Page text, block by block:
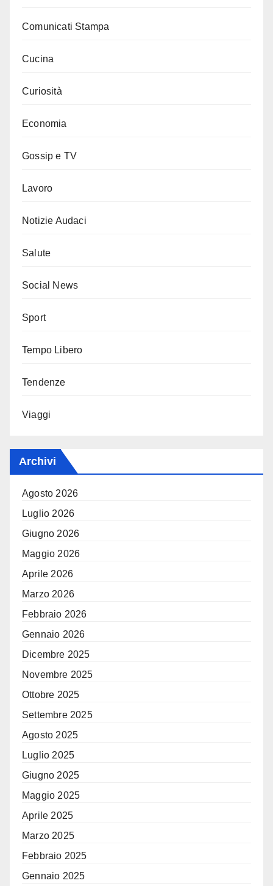
Comunicati Stampa
Cucina
Curiosità
Economia
Gossip e TV
Lavoro
Notizie Audaci
Salute
Social News
Sport
Tempo Libero
Tendenze
Viaggi
Archivi
Agosto 2026
Luglio 2026
Giugno 2026
Maggio 2026
Aprile 2026
Marzo 2026
Febbraio 2026
Gennaio 2026
Dicembre 2025
Novembre 2025
Ottobre 2025
Settembre 2025
Agosto 2025
Luglio 2025
Giugno 2025
Maggio 2025
Aprile 2025
Marzo 2025
Febbraio 2025
Gennaio 2025